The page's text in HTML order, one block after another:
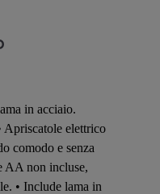
in acciaio.
Apriscatole elettrico
comodo e senza
AA non incluse,
• Include lama in